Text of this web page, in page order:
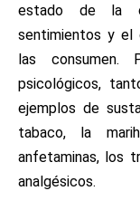
estado de la
sentimientos y el
las consumen.
psicológicos,
ejemplos de
tabaco, la
anfetaminas, los
analgésicos.